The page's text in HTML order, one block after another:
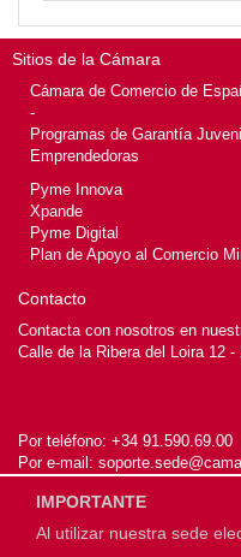
Sitios de la Cámara
Cámara de Comercio de
-
Programas de Garantía Juvenil
Emprendedoras
Pyme Innova
Xpande
Pyme Digital
Plan de Apoyo al Comercio
Contacto
Contacta con nosotros en
Calle de la Ribera del Loira 12 -
Por teléfono: +34 91.590.69.00
Por e-mail:
© 2026Cámara de
IMPORTANTE
Al utilizar nuestra sede